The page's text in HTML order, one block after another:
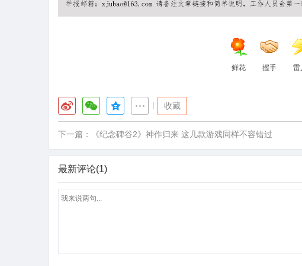
鲜花 握手 雷
收藏
下一篇： 《纪念碑谷2》神作归来 这几款游戏同样不容错过
最新评论(1)